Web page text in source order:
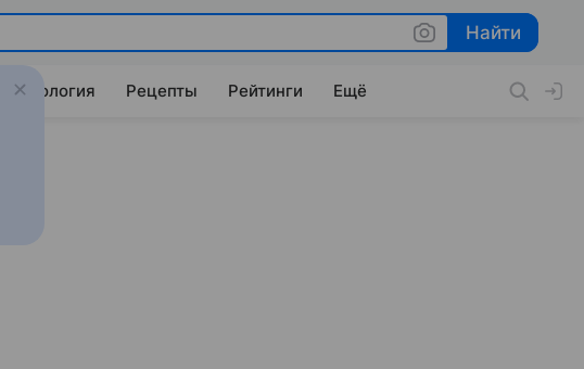
Найти
Найти
Психология Рецепты Рейтинги Ещё